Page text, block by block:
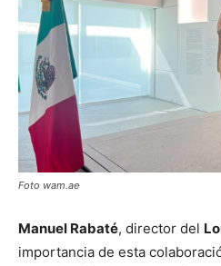
Foto wam.ae
Manuel Rabaté, director del
importancia de esta